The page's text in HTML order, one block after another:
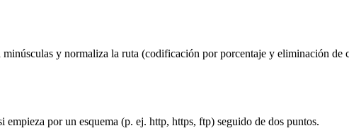
y normaliza la ruta (codificación por porcentaje y eliminación de
por un esquema (p. ej. http, https, ftp) seguido de dos puntos.